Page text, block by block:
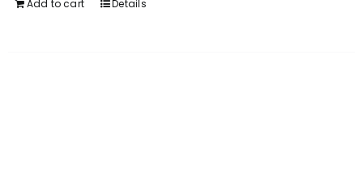
Add to cart Details